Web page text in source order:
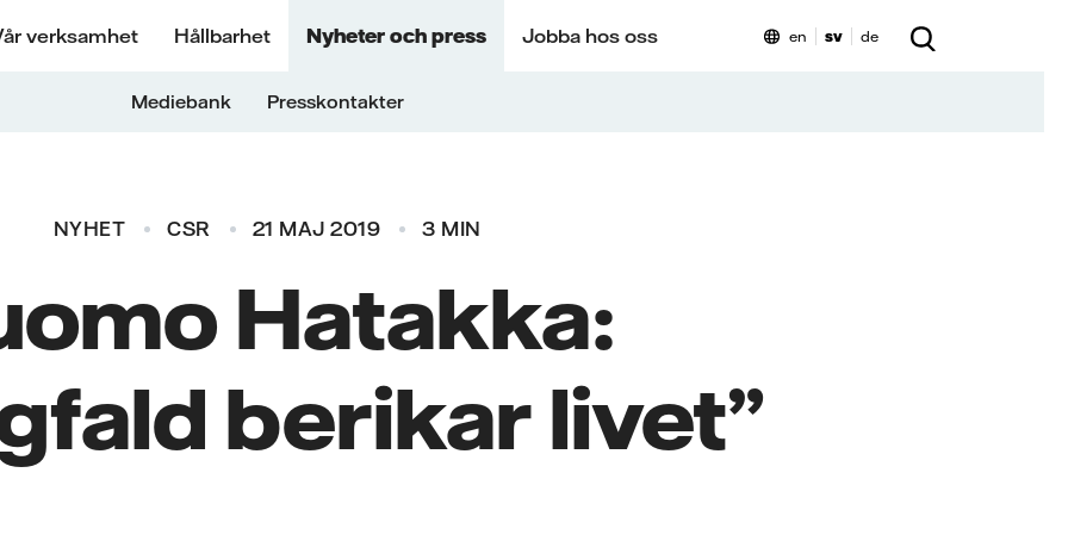
verksamhet Hållbarhet Nyheter och press Jobba hos oss
Mediebank Presskontakter
en sv de
NYHET CSR 21 MAJ 2019 3 MIN
Hatakka:
berikar livet”